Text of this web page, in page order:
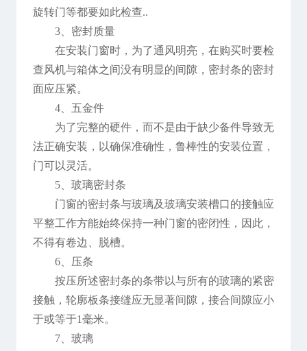
旋转门等都要如此检查..
3、密封质量
在安装门窗时，为了通风明亮，在购买时要检
查风机与箱体之间没有明显的间隙，密封条的密封
面应压紧。
4、五金件
为了完整的硬件，而不是由于缺少备件导致无
法正确安装，以确保准确性，鲁棒性的安装位置，
门可以灵活。
5、玻璃密封条
门窗的密封条与玻璃及玻璃安装槽口的接触应
平整工作方能始终保持一种门窗的密闭性，因此，
不得有卷边、脱槽。
6、压条
按压所述密封条的条带以与所有的玻璃的紧密
接触，轮廓板条接缝应无显著间隙，接合间隙应小
于或等于1毫米。
7、玻璃